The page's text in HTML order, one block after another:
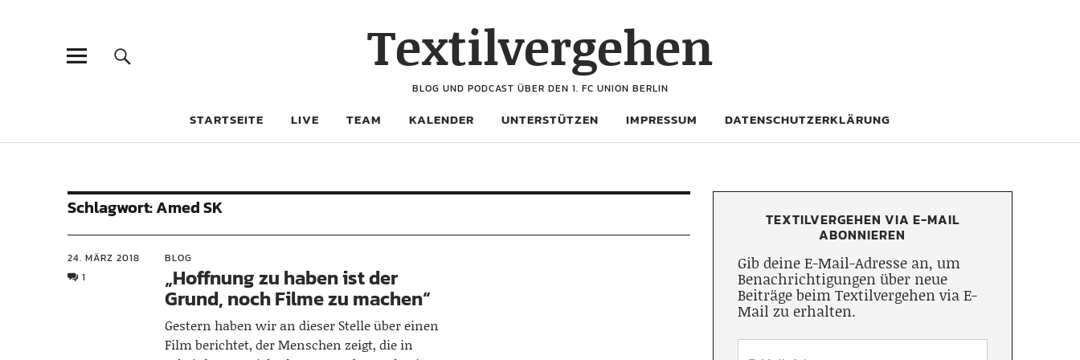
Textilvergehen
BLOG UND PODCAST ÜBER DEN 1. FC UNION BERLIN
STARTSEITE LIVE TEAM KALENDER UNTERSTÜTZEN IMPRESSUM DATENSCHUTZERKLÄRUNG
Schlagwort:Amed SK
24. MÄRZ 2018
1
BLOG
„Hoffnung zu haben ist der
Grund, noch Filme zu machen“
Gestern haben wir an dieser Stelle über einen
Film berichtet, der Menschen zeigt, die in
TEXTILVERGEHEN VIA E-MAIL
ABONNIEREN
Gib deine E-Mail-Adresse an, um
Benachrichtigungen über neue
Beiträge beim Textilvergehen via E-
Mail zu erhalten.